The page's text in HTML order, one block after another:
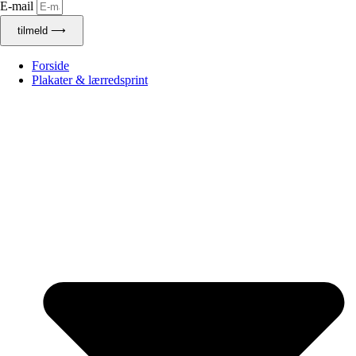
E-mail
tilmeld ⟶
Forside
Plakater & lærredsprint